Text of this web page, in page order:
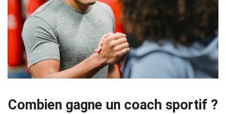
Combien gagne un coach sportif ?